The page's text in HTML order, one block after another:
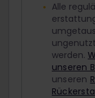
Alle
werden.
unseren
unseren